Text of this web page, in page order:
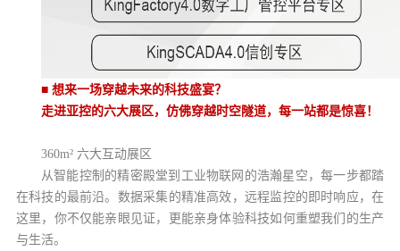
■ 想来一场穿越未来的科技盛宴？
走进亚控的六大展区，仿佛穿越时空隧道，每一站都是惊喜！
360m² 六大互动展区
从智能控制的精密殿堂到工业物联网的浩瀚星空，每一步都踏
在科技的最前沿。数据采集的精准高效，远程监控的即时响应，在
这里，你不仅能亲眼见证，更能亲身体验科技如何重塑我们的生产
与生活。